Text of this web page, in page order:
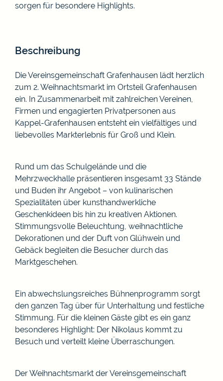
sorgen für besondere Highlights.
Beschreibung
Die Vereinsgemeinschaft Grafenhausen lädt herzlich
zum 2. Weihnachtsmarkt im Ortsteil Grafenhausen
ein. In Zusammenarbeit mit zahlreichen Vereinen,
Firmen und engagierten Privatpersonen aus
Kappel-Grafenhausen entsteht ein vielfältiges und
liebevolles Markterlebnis für Groß und Klein.
Rund um das Schulgelände und die
Mehrzweckhalle präsentieren insgesamt 33 Stände
und Buden ihr Angebot – von kulinarischen
Spezialitäten über kunsthandwerkliche
Geschenkideen bis hin zu kreativen Aktionen.
Stimmungsvolle Beleuchtung, weihnachtliche
Dekorationen und der Duft von Glühwein und
Gebäck begleiten die Besucher durch das
Marktgeschehen.
Ein abwechslungsreiches Bühnenprogramm sorgt
den ganzen Tag über für Unterhaltung und festliche
Stimmung. Für die kleinen Gäste gibt es ein ganz
besonderes Highlight: Der Nikolaus kommt zu
Besuch und verteilt kleine Überraschungen.
Der Weihnachtsmarkt der Vereinsgemeinschaft